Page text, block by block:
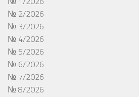
№ 2/2026
№ 3/2026
№ 4/2026
№ 5/2026
№ 6/2026
№ 7/2026
№ 8/2026